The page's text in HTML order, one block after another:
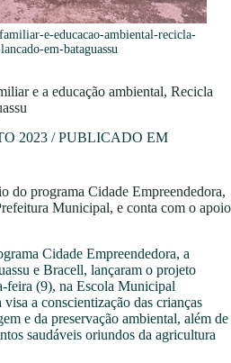
e-educacao-ambiental-recicla-
em-bataguassu
e a educação ambiental, Recicla
2023 / PUBLICADO EM
do programa Cidade Empreendedora,
Municipal, e conta com o apoio
Cidade Empreendedora, a
e Bracell, lançaram o projeto
feira (9), na Escola Municipal
a conscientização das crianças
e da preservação ambiental, além de
saudáveis oriundos da agricultura